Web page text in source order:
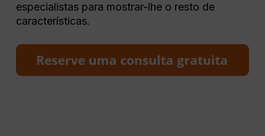
especialistas para mostrar-lhe o resto de
características.